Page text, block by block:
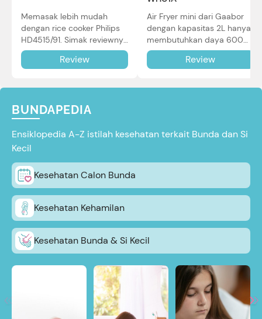
Memasak lebih mudah
dengan rice cooker Philips
HD4515/91. Simak reviewnya
di sini.
Review
Air Fryer mini dari Gaabor
dengan kapasitas 2L hanya
membutuhkan daya 600W
dalam pemakaian. Simak
review selengkapnya di sini.
Review
BUNDAPEDIA
Ensiklopedia A-Z istilah kesehatan terkait Bunda dan Si
Kecil
Kesehatan Calon Bunda
Kesehatan Kehamilan
Kesehatan Bunda & Si Kecil